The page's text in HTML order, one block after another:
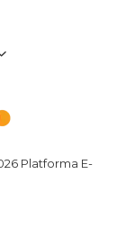
Platforma E-